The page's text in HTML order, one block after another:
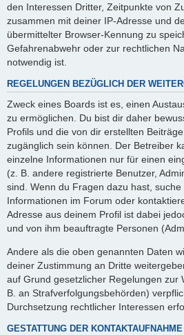
den Interessen Dritter, Zeitpunkte von
zusammen mit deiner IP-Adresse und
übermittelter Browser-Kennung zu
Gefahrenabwehr oder zur rechtlichen
notwendig ist.
REGELUNGEN BEZÜGLICH DER
Zweck eines Boards ist es, einen
zu ermöglichen. Du bist dir daher
Profils und die von dir erstellten
zugänglich sein können. Der Betreiber
einzelne Informationen nur für einen
(z. B. andere registrierte Benutzer,
sind. Wenn du Fragen dazu hast,
Informationen im Forum oder
Adresse aus deinem Profil ist dabei
und von ihm beauftragte Personen
Andere als die oben genannten Daten
deiner Zustimmung an Dritte
auf Grund gesetzlicher Regelungen zur
B. an Strafverfolgungsbehörden)
Durchsetzung rechtlicher Interessen
GESTATTUNG DER KONTAKTAUFNAHME